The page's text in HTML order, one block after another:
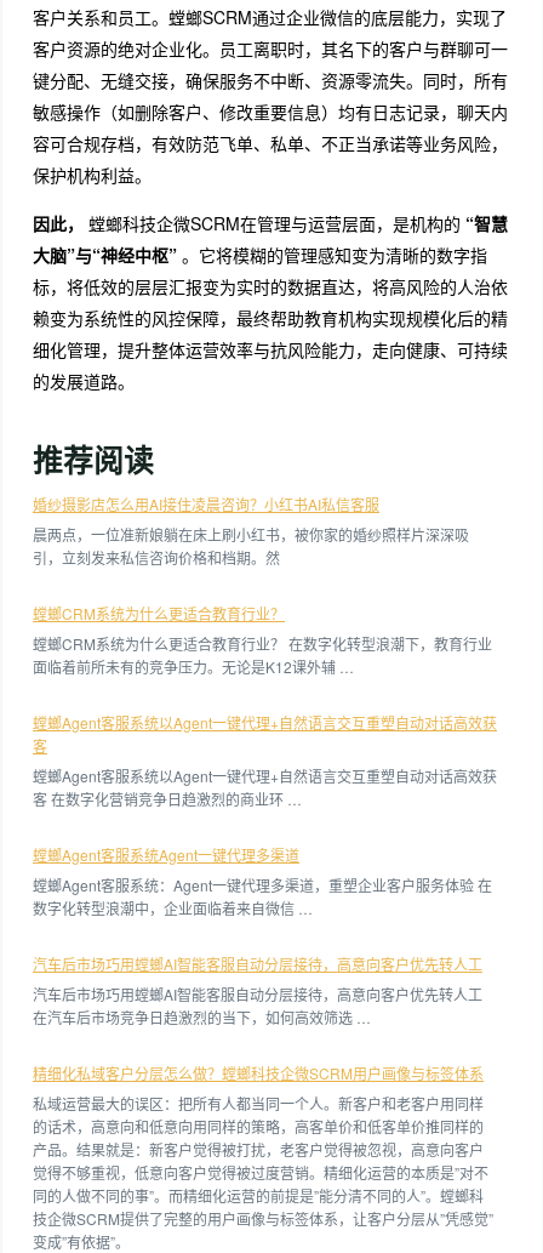
客户关系和员工。螳螂SCRM通过企业微信的底层能力，实现了
客户资源的绝对企业化。员工离职时，其名下的客户与群聊可一
键分配、无缝交接，确保服务不中断、资源零流失。同时，所有
敏感操作（如删除客户、修改重要信息）均有日志记录，聊天内
容可合规存档，有效防范飞单、私单、不正当承诺等业务风险，
保护机构利益。
因此，
螳螂科技企微SCRM在管理与运营层面，是机构的 “智慧
大脑”与“神经中枢”。它将模糊的管理感知变为清晰的数字指
标，将低效的层层汇报变为实时的数据直达，将高风险的人治依
赖变为系统性的风控保障，最终帮助教育机构实现规模化后的精
细化管理，提升整体运营效率与抗风险能力，走向健康、可持续
的发展道路。
推荐阅读
婚纱摄影店怎么用AI接住凌晨咨询？小红书AI私信客服
晨两点，一位准新娘躺在床上刷小红书，被你家的婚纱照样片深深吸
引，立刻发来私信咨询价格和档期。然
螳螂CRM系统为什么更适合教育行业？
螳螂CRM系统为什么更适合教育行业？ 在数字化转型浪潮下，教育行业
面临着前所未有的竞争压力。无论是K12课外辅 …
螳螂Agent客服系统以Agent一键代理+自然语言交互重塑自动对话高效获
客
螳螂Agent客服系统以Agent一键代理+自然语言交互重塑自动对话高效获
客 在数字化营销竞争日趋激烈的商业环 …
螳螂Agent客服系统Agent一键代理多渠道
螳螂Agent客服系统：Agent一键代理多渠道，重塑企业客户服务体验 在
数字化转型浪潮中，企业面临着来自微信 …
汽车后市场巧用螳螂AI智能客服自动分层接待，高意向客户优先转人工
汽车后市场巧用螳螂AI智能客服自动分层接待，高意向客户优先转人工
在汽车后市场竞争日趋激烈的当下，如何高效筛选 …
精细化私域客户分层怎么做？螳螂科技企微SCRM用户画像与标签体系
私域运营最大的误区：把所有人都当同一个人。新客户和老客户用同样
的话术，高意向和低意向用同样的策略，高客单价和低客单价推同样的
产品。结果就是：新客户觉得被打扰，老客户觉得被忽视，高意向客户
觉得不够重视，低意向客户觉得被过度营销。精细化运营的本质是”对不
同的人做不同的事”。而精细化运营的前提是”能分清不同的人”。螳螂科
技企微SCRM提供了完整的用户画像与标签体系，让客户分层从”凭感觉”
变成”有依据”。